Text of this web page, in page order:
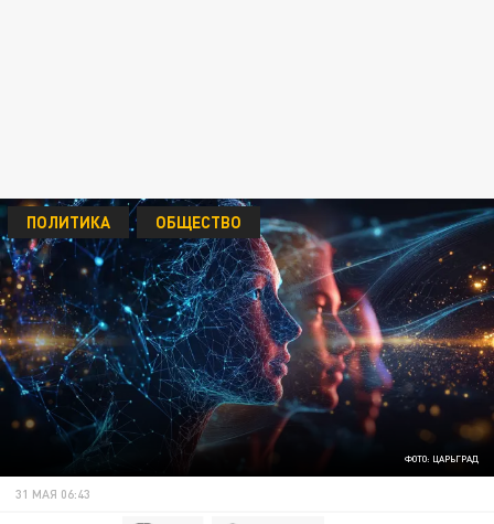
ФОТО: ЦАРЬГРАД
ПОЛИТИКА ОБЩЕСТВО
31 МАЯ 06:43